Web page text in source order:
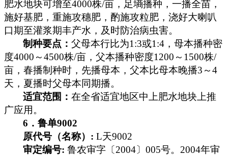
肥水地块可增至4000株/亩，足墒播种，一播全苗，
施好基肥，重施攻穗肥，酌施攻粒肥，浇好大喇叭
口期至灌浆期丰产水，及时防治病虫害。
制种要点：父母本行比为1:3或1:4 ，母本播种密
度4000 ～4500株/亩，父本播种密度1200 ～ 1500株/
亩，春播制种时，先播母本，父本比母本晚播3 ～4
天，夏播时父母本同期播。
适宜范围：在全省适宜地区中上肥水地块上推
广应用。
6 ．鲁单9002
原代号（名称） :L天9002
审定编号:鲁农审字〔 2004〕005号。 2004年审